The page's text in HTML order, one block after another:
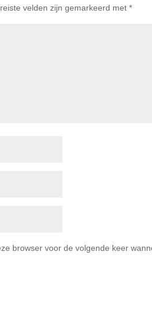
velden zijn gemarkeerd met*
browser voor de volgende keer